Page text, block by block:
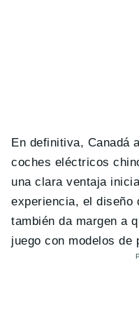
En definitiva, Canadá
coches eléctricos
una clara ventaja
experiencia, el diseño
también da margen a
juego con modelos de